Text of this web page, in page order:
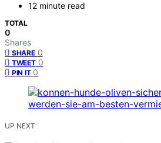
12 minute read
TOTAL
0
Shares
SHARE 0
TWEET 0
PIN IT 0
UP NEXT